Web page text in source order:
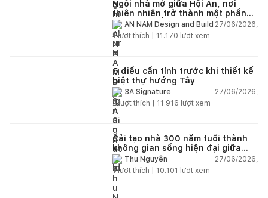
Ngôi nhà mở giữa Hội An, nơi
thiên nhiên trở thành một phần
của cuộc sống
AN NAM Design and Build 27/06/2026,
1lượt thích | 11.170 lượt xem
5 điều cần tính trước khi thiết kế
biệt thự hướng Tây
3A Signature
27/06/2026,
2lượt thích | 11.916 lượt xem
Cải tạo nhà 300 năm tuổi thành
không gian sống hiện đại giữa
thiên nhiên
Thu Nguyễn
27/06/2026,
1lượt thích | 10.101 lượt xem